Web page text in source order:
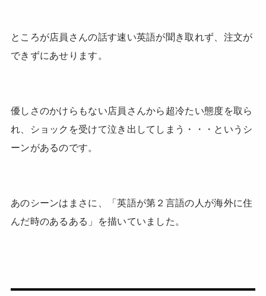
ところが店員さんの話す速い英語が聞き取れず、注文が
できずにあせります。
優しさのかけらもない店員さんから超冷たい態度を取ら
れ、ショックを受けて泣き出してしまう・・・というシ
ーンがあるのです。
あのシーンはまさに、「英語が第２言語の人が海外に住
んだ時のあるある」を描いていました。